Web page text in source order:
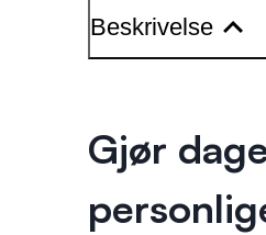
Beskrivelse
Gjør